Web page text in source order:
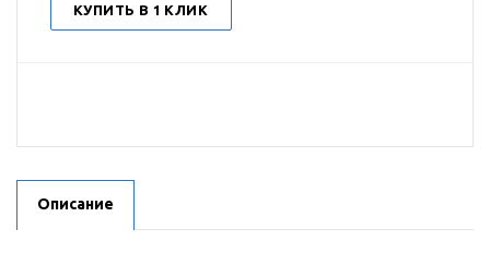
КУПИТЬ В 1 КЛИК
Описание